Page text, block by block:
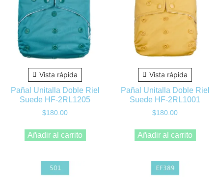
Vista rápida
Pañal Unitalla Doble Riel
Suede HF-2RL1205
$180.00
Añadir al carrito
Vista rápida
Pañal Unitalla Doble Riel
Suede HF-2RL1001
$180.00
Añadir al carrito